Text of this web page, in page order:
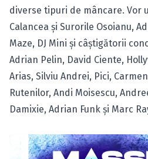
diverse tipuri de mâncare. Vor
Calancea și Surorile Osoianu,
Maze, DJ Mini și câștigătorii
Adrian Pelin, David Ciente,
Arias, Silviu Andrei, Pici,
Rutenilor, Andi Moisescu,
Damixie, Adrian Funk și Marc